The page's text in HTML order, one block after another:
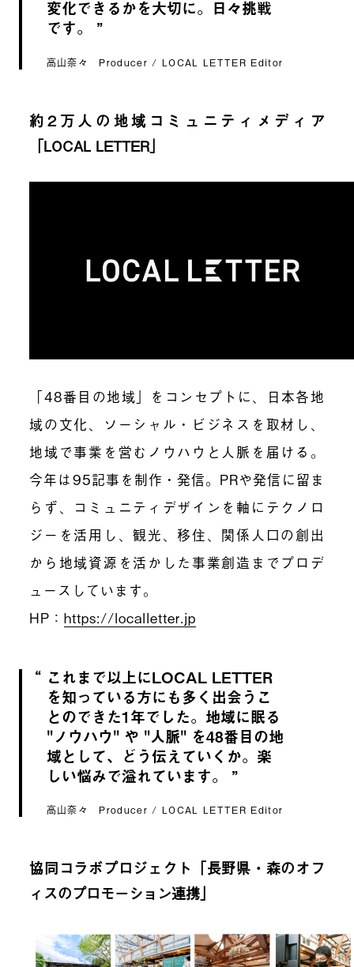
変化できるかを大切に。日々挑戦
です。
高山奈々 Producer / LOCAL LETTER Editor
約2万人の地域コミュニティメディア
「LOCAL LETTER」
「48番目の地域」をコンセプトに、日本各地
域の文化、ソーシャル・ビジネスを取材し、
地域で事業を営むノウハウと人脈を届ける。
今年は95記事を制作・発信。PRや発信に留ま
らず、コミュニティデザインを軸にテクノロ
ジーを活用し、観光、移住、関係人口の創出
から地域資源を活かした事業創造までプロデ
ュースしています。
HP：https://localletter.jp
これまで以上にLOCAL LETTER
を知っている方にも多く出会うこ
とのできた1年でした。地域に眠る
"ノウハウ" や "人脈" を48番目の地
域として、どう伝えていくか。楽
しい悩みで溢れています。
高山奈々 Producer / LOCAL LETTER Editor
協同コラボプロジェクト「長野県・森のオフ
ィスのプロモーション連携」